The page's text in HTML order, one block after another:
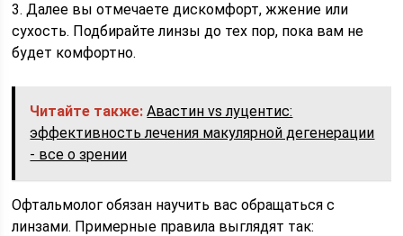
3. Далее вы отмечаете дискомфорт, жжение или
сухость. Подбирайте линзы до тех пор, пока вам не
будет комфортно.
Читайте также: Авастин vs луцентис:
эффективность лечения макулярной дегенерации
- все о зрении
Офтальмолог обязан научить вас обращаться с
линзами. Примерные правила выглядят так: